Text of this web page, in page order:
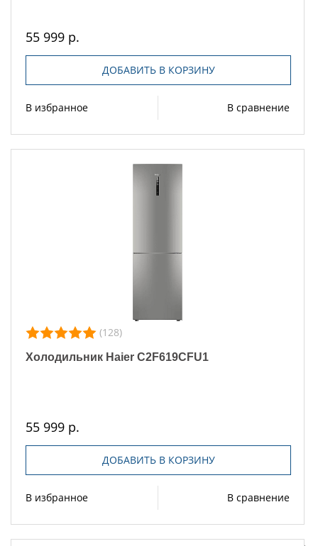
55 999 р.
ДОБАВИТЬ В КОРЗИНУ
В избранное В сравнение
(128)
Холодильник Haier C2F619CFU1
55 999 р.
ДОБАВИТЬ В КОРЗИНУ
В избранное В сравнение